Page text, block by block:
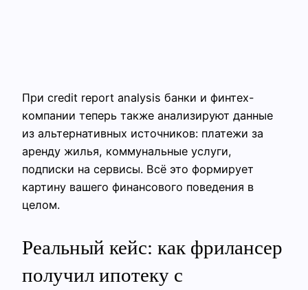
При credit report analysis банки и финтех-
компании теперь также анализируют данные
из альтернативных источников: платежи за
аренду жилья, коммунальные услуги,
подписки на сервисы. Всё это формирует
картину вашего финансового поведения в
целом.
Реальный кейс: как фрилансер
получил ипотеку с